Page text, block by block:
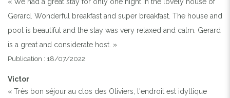
Gerard. Wonderful breakfast and super breakfast. The house and
pool is beautiful and the stay was very relaxed and calm. Gerard
is a great and considerate host. »
Publication : 18/07/2022
Victor
« Très bon séjour au clos des Oliviers, l'endroit est idyllique